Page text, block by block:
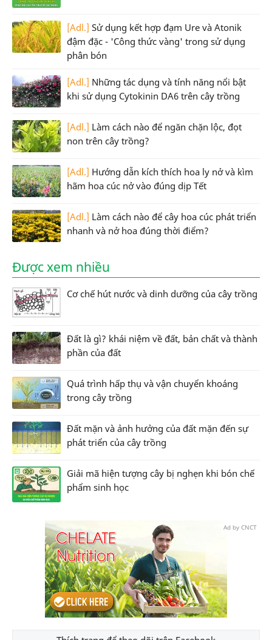
[Adl.] Sử dụng kết hợp đạm Ure và Atonik
đậm đặc - 'Công thức vàng' trong sử dụng
phân bón
[Adl.] Những tác dụng và tính năng nổi bật
khi sử dụng Cytokinin DA6 trên cây trồng
[Adl.] Làm cách nào để ngăn chặn lộc, đọt
non trên cây trồng?
[Adl.] Hướng dẫn kích thích hoa ly nở và kìm
hãm hoa cúc nở vào đúng dịp Tết
[Adl.] Làm cách nào để cây hoa cúc phát triển
nhanh và nở hoa đúng thời điểm?
Được xem nhiều
Cơ chế hút nước và dinh dưỡng của cây trồng
Đất là gì? khái niệm về đất, bản chất và thành
phần của đất
Quá trình hấp thụ và vận chuyển khoáng
trong cây trồng
Đất mặn và ảnh hưởng của đất mặn đến sự
phát triển của cây trồng
Giải mã hiện tượng cây bị nghẹn khi bón chế
phẩm sinh học
Ad by CNCT